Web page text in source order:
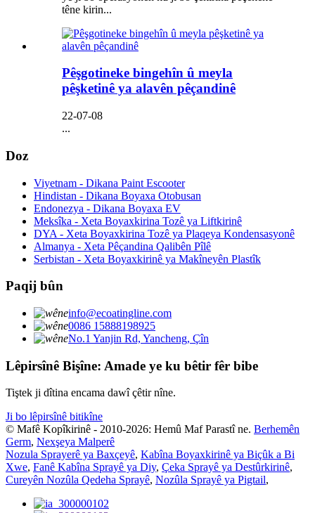
têne kirin...
Pêşgotineke bingehîn û meyla
pêşketinê ya alavên pêçandinê
22-07-08
...
Doz
Viyetnam - Dikana Paint Escooter
Hindistan - Dikana Boyaxa Otobusan
Endonezya - Dikana Boyaxa EV
Meksîka - Xeta Boyaxkirina Tozê ya Liftkirinê
DYA - Xeta Boyaxkirina Tozê ya Plaqeya Kondensasyonê
Almanya - Xeta Pêçandina Qalibên Pîlê
Serbistan - Xeta Boyaxkirinê ya Makîneyên Plastîk
Paqij bûn
info@ecoatingline.com
0086 15888198925
No.1 Yanjin Rd, Yancheng, Çîn
Lêpirsînê Bişîne: Amade ye ku bêtir fêr bibe
Tiştek ji dîtina encama dawî çêtir nîne.
Ji bo lêpirsînê bitikîne
© Mafê Kopîkirinê - 2010-2026: Hemû Maf Parastî ne. Berhemên
Germ, Nexşeya Malperê
Nozula Sprayerê ya Baxçeyê, Kabîna Boyaxkirinê ya Biçûk a Bi
Xwe, Fanê Kabîna Sprayê ya Diy, Çeka Sprayê ya Destûrkirinê,
Cureyên Nozûla Qedeha Sprayê, Nozûla Sprayê ya Pigtail,